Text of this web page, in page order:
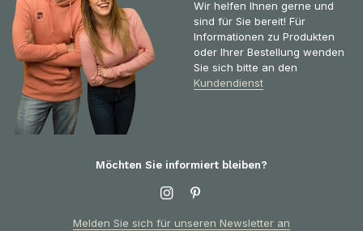
Wir helfen Ihnen gerne und
sind für Sie bereit! Für
Informationen zu Produkten
oder Ihrer Bestellung wenden
Sie sich bitte an den
Kundendienst
Möchten Sie informiert bleiben?
Melden Sie sich für unseren Newsletter an